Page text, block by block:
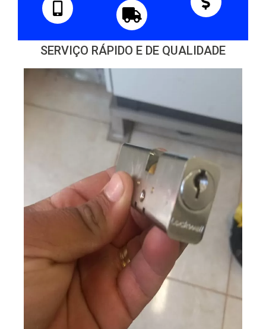
SERVIÇO RÁPIDO E DE QUALIDADE